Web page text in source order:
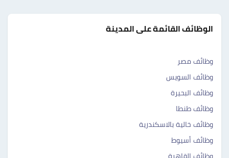
الوظائف القائمة على المدينة
وظائف مصر
وظائف السويس
وظائف البحيرة
وظائف طنطا
وظائف خالية بالاسكندرية
وظائف أسيوط
وظائف القاهرة